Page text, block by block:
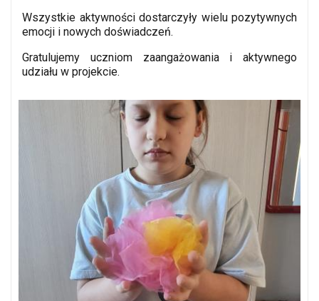
Wszystkie aktywności dostarczyły wielu pozytywnych
emocji i nowych doświadczeń.
Gratulujemy uczniom zaangażowania i aktywnego
udziału w projekcie.